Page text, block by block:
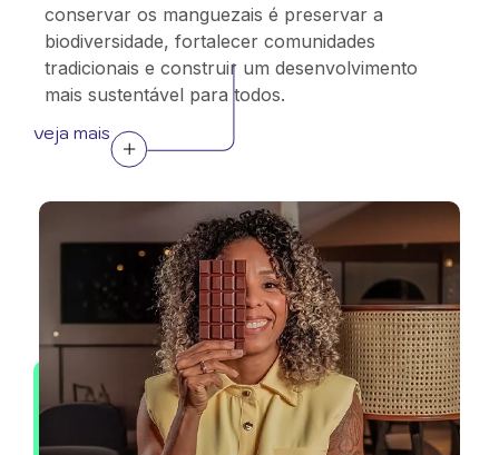
conservar os manguezais é preservar a
biodiversidade, fortalecer comunidades
tradicionais e construir um desenvolvimento
mais sustentável para todos.
veja mais